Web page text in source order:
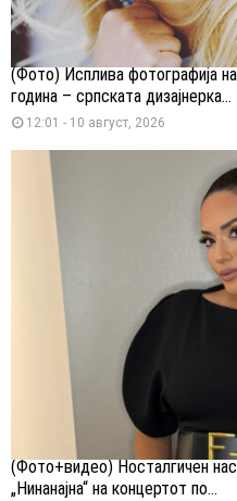
(Фото) Исплива фотографија
година – српската дизајнерка...
12:01 - 10 август, 2026
(Фото+видео) Носталгичен
„Нинанајна“ на концертот по...